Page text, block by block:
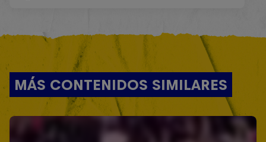
MÁS CONTENIDOS SIMILARES